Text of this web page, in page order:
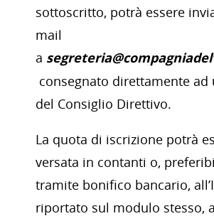
sottoscritto, potrà essere
mail
a
consegnato direttamente ad
del Consiglio Direttivo.
La quota di iscrizione potrà
versata in contanti o,
tramite bonifico bancario,
riportato sul modulo stesso,